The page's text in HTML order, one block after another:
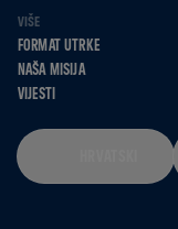
VIŠE
FORMAT UTRKE
NAŠA MISIJA
VIJESTI